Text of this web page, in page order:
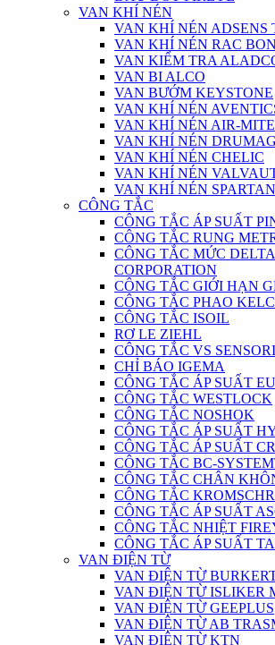
VAN KHÍ NÉN
VAN KHÍ NÉN ADSENS
VAN KHÍ NÉN RAC
VAN KIỂM TRA
VAN BI ALCO
VAN BƯỚM KEYSTONE
VAN KHÍ NÉN
VAN KHÍ NÉN AIR-MITE
VAN KHÍ NÉN DRUMAG
VAN KHÍ NÉN CHELIC
VAN KHÍ NÉN
VAN KHÍ NÉN SPARTAN
CÔNG TẮC
CÔNG TẮC ÁP SUẤT
CÔNG TẮC RUNG
CÔNG TẮC MỨC
CORPORATION
CÔNG TẮC GIỚI HẠN
CÔNG TẮC PHAO
CÔNG TẮC ISOIL
RƠ LE ZIEHL
CÔNG TẮC VS
CHỈ BÁO IGEMA
CÔNG TẮC ÁP SUẤT
CÔNG TẮC WESTLOCK
CÔNG TẮC NOSHOK
CÔNG TẮC ÁP SUẤT
CÔNG TẮC ÁP SUẤT
CÔNG TẮC BC-
CÔNG TẮC CHÂN
CÔNG TẮC
CÔNG TẮC ÁP SUẤT
CÔNG TẮC NHIỆT
CÔNG TẮC ÁP SUẤT
VAN ĐIỆN TỪ
VAN ĐIỆN TỪ
VAN ĐIỆN TỪ ISLIKER
VAN ĐIỆN TỪ GEEPLUS
VAN ĐIỆN TỪ AB
VAN ĐIỆN TỪ KTN